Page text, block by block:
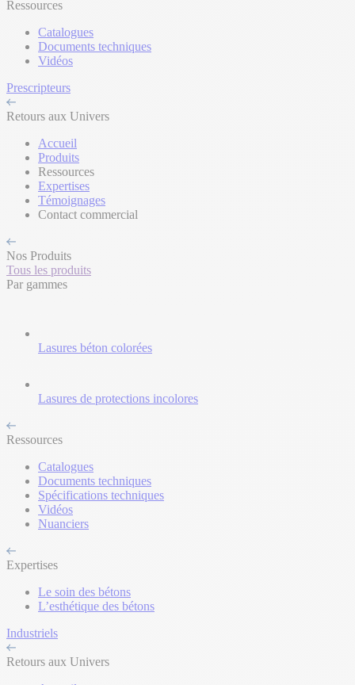
Ressources
Catalogues
Documents techniques
Vidéos
Prescripteurs
Retours aux Univers
Accueil
Produits
Ressources
Expertises
Témoignages
Contact commercial
Nos Produits
Tous les produits
Par gammes
Lasures béton colorées
Lasures de protections incolores
Ressources
Catalogues
Documents techniques
Spécifications techniques
Vidéos
Nuanciers
Expertises
Le soin des bétons
L’esthétique des bétons
Industriels
Retours aux Univers